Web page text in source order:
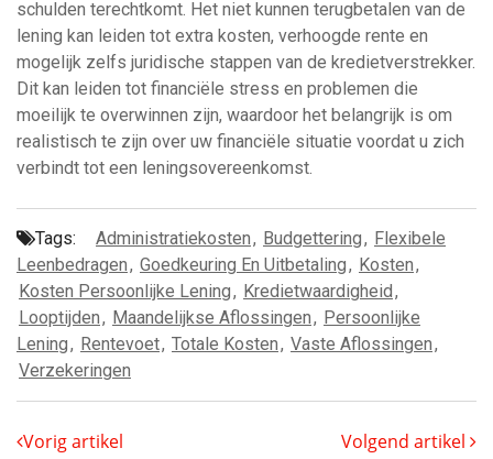
schulden terechtkomt. Het niet kunnen terugbetalen van de
lening kan leiden tot extra kosten, verhoogde rente en
mogelijk zelfs juridische stappen van de kredietverstrekker.
Dit kan leiden tot financiële stress en problemen die
moeilijk te overwinnen zijn, waardoor het belangrijk is om
realistisch te zijn over uw financiële situatie voordat u zich
verbindt tot een leningsovereenkomst.
Tags: Administratiekosten, Budgettering, Flexibele
Leenbedragen, Goedkeuring En Uitbetaling, Kosten,
Kosten Persoonlijke Lening, Kredietwaardigheid,
Looptijden, Maandelijkse Aflossingen, Persoonlijke
Lening, Rentevoet, Totale Kosten, Vaste Aflossingen,
Verzekeringen
Vorig artikel Volgend artikel